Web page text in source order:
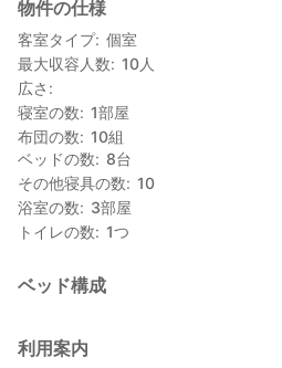
物件の仕様
客室タイプ 個室
最大収容人数
10人
広さ
寝室の数
1部屋
布団の数
10組
ベッドの数
8台
その他寝具の数
10
浴室の数
3部屋
トイレの数
1つ
ベッド構成
利用案内